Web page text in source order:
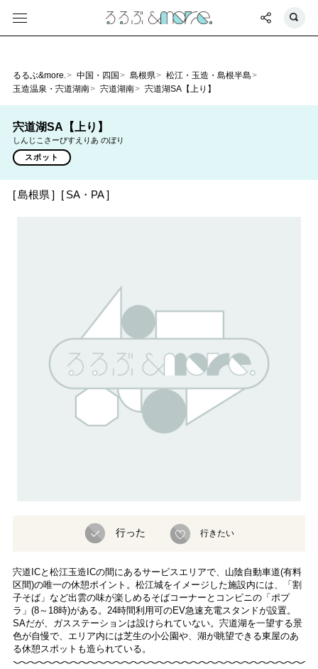
るるぶ&more. 中国・四国 島根県
松江・玉造・島根半島
玉造温泉・宍道湖南
宍道湖南 宍道湖SA【上り】
宍道湖SA【上り】
しんじこさーびすえりあ のぼり
スポット
島根県 SA・PA
行った 行きたい
宍道ICと松江玉造ICの間にあるサービスエリアで、山陰自動車道(有料
区間)の唯一の休憩ポイント。松江城をイメージした施設内には、「割
子そば」など出雲の味が楽しめるそばコーナーとコンビニの「ポプ
ラ」(8～18時)がある。24時間利用可のEV急速充電スタンドが設置。
SAだが、ガスステーションは設けられていない。宍道湖を一望する景
色が自慢で、エリア内には芝生の小公園や、湖が眺望できる東屋のあ
る休憩スポットも造られている。